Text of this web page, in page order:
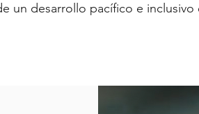
un desarrollo pacífico e